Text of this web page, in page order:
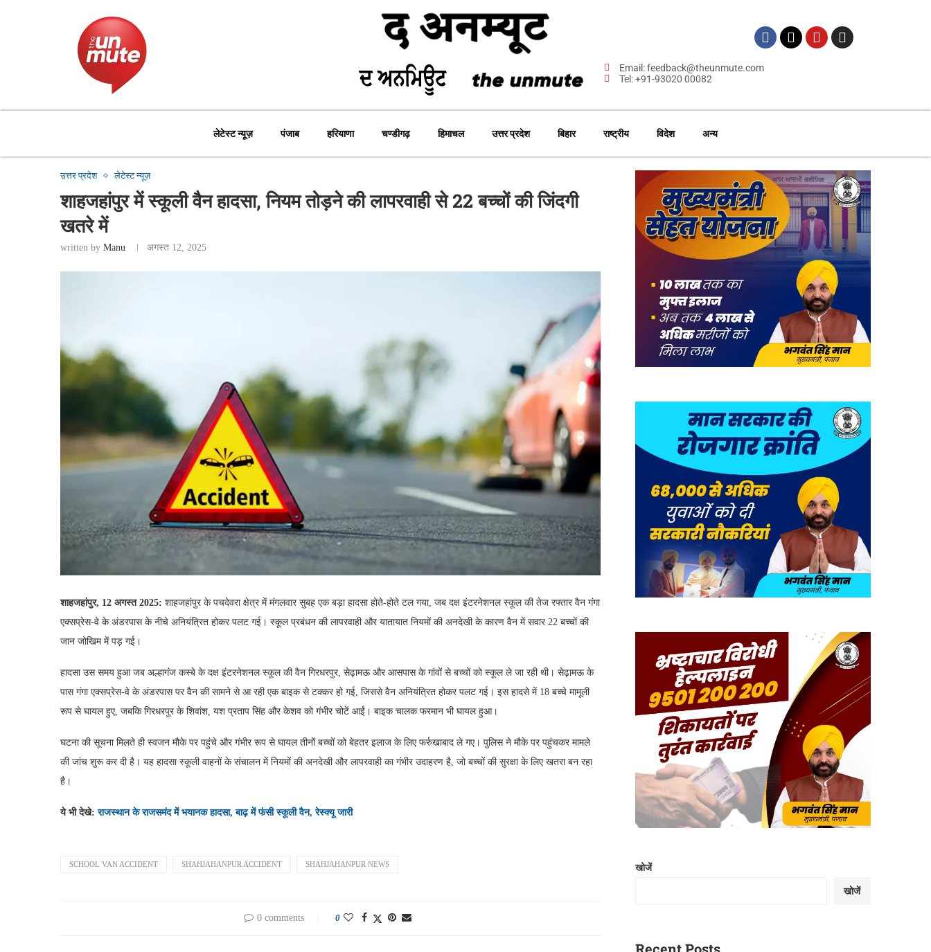
Email: feedback@theunmute.com
Tel: +91-93020 00082
लेटेस्ट न्यूज़ पंजाब हरियाणा चण्डीगढ़ हिमाचल उत्तर प्रदेश बिहार राष्ट्रीय विदेश अन्य
उत्तर प्रदेश लेटेस्ट न्यूज़
शाहजहांपुर में स्कूली वैन हादसा, नियम तोड़ने की लापरवाही से 22 बच्चों की जिंदगी
खतरे में
written by Manu अगस्त 12, 2025
शाहजहांपुर, 12 अगस्त 2025: शाहजहांपुर के पचदेवरा क्षेत्र में मंगलवार सुबह एक बड़ा हादसा होते-होते टल गया, जब दक्ष इंटरनेशनल स्कूल की तेज रफ्तार वैन गंगा
एक्सप्रेस-वे के अंडरपास के नीचे अनियंत्रित होकर पलट गई। स्कूल प्रबंधन की लापरवाही और यातायात नियमों की अनदेखी के कारण वैन में सवार 22 बच्चों की
जान जोखिम में पड़ गई।
हादसा उस समय हुआ जब अल्हागंज कस्बे के दक्ष इंटरनेशनल स्कूल की वैन गिरधरपुर, सेढ़ामऊ और आसपास के गांवों से बच्चों को स्कूल ले जा रही थी। सेढ़ामऊ के
पास गंगा एक्सप्रेस-वे के अंडरपास पर वैन की सामने से आ रही एक बाइक से टक्कर हो गई, जिससे वैन अनियंत्रित होकर पलट गई। इस हादसे में 18 बच्चे मामूली
रूप से घायल हुए, जबकि गिरधरपुर के शिवांश, यश प्रताप सिंह और केशव को गंभीर चोटें आईं। बाइक चालक फरमान भी घायल हुआ।
घटना की सूचना मिलते ही स्वजन मौके पर पहुंचे और गंभीर रूप से घायल तीनों बच्चों को बेहतर इलाज के लिए फर्रुखाबाद ले गए। पुलिस ने मौके पर पहुंचकर मामले
की जांच शुरू कर दी है। यह हादसा स्कूली वाहनों के संचालन में नियमों की अनदेखी और लापरवाही का गंभीर उदाहरण है, जो बच्चों की सुरक्षा के लिए खतरा बन रहा
है।
ये भी देखे:राजस्थान के राजसमंद में भयानक हादसा, बाढ़ में फंसी स्कूली वैन, रेस्क्यू जारी
SCHOOL VAN ACCIDENT SHAHJAHANPUR ACCIDENT SHAHJAHANPUR NEWS
0 comments 0
खोजें
खोजें